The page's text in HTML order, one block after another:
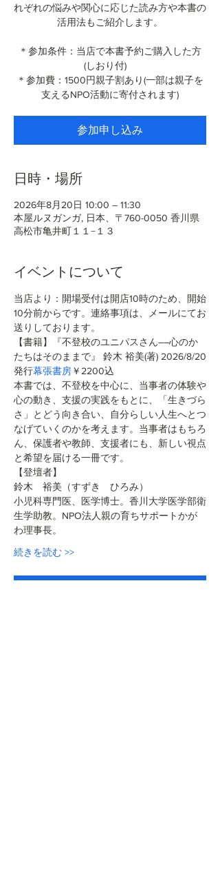
れぞれの悩みや関心に応じた読み方や本書の
活用法もご紹介します。
＊参加条件：当店で本書予約ご購入した方
(しおり付)
＊参加費：1500円親子割あり(一部は親子を
支えるNPO活動に寄付されます)
参加申し込み
日時・場所
2026年8月20日 10:00 – 11:30
本屋ルヌガンガ, 日本、〒760-0050 香川県
高松市亀井町１１−１３
イベントについて
当店より：開場受付は開店10時のため、開始
10分前からです。連絡事項は、メールにてお
送りしております。
【書籍】『不登校のユニパスさん――心のか
たちはそのままで』 鈴木 裕美(著) 2026/8/20
発行幕張書房￥2200込
本書では、不登校を中心に、当事者の体験や
心の動き、支援の実践をもとに、「生きづら
さ」とどう向き合い、自分らしい人生へとつ
なげていくのかを考えます。当事者はもちろ
ん、保護者や教師、支援者にも、新しい視点
と希望を届ける一冊です。
【登壇者】
鈴木　裕美（すずき　ひろみ）
小児科専門医、医学博士。香川大学医学部衛
生学助教。NPO法人親の育ちサポートかが
わ理事長。
続きを読む >>